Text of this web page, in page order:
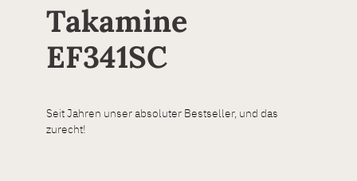
Takamine
EF341SC
Seit Jahren unser absoluter Bestseller, und das
zurecht!